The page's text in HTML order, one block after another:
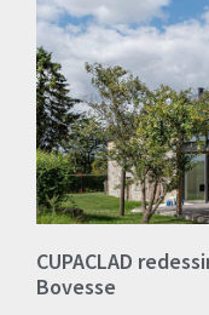
CUPACLAD
Bovesse